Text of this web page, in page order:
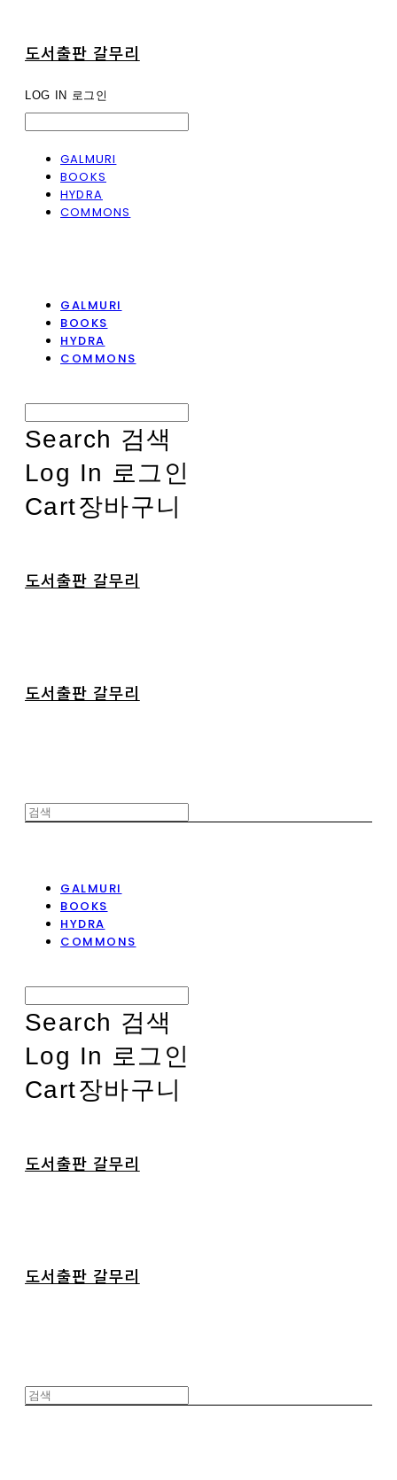
도서출판 갈무리
LOG IN 로그인
GALMURI
BOOKS
HYDRA
COMMONS
GALMURI
BOOKS
HYDRA
COMMONS
Search 검색
Log In 로그인
Cart장바구니
도서출판 갈무리
도서출판 갈무리
GALMURI
BOOKS
HYDRA
COMMONS
Search 검색
Log In 로그인
Cart장바구니
도서출판 갈무리
도서출판 갈무리